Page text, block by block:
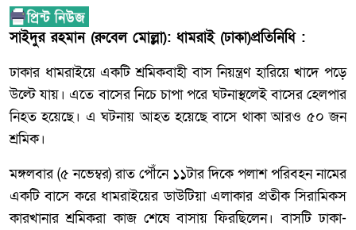
সাইদুর রহমান (রুবেল মোল্লা): ধামরাই (ঢাকা)প্রতিনিধি :
ঢাকার ধামরাইয়ে একটি শ্রমিকবাহী বাস নিয়ন্ত্রণ হারিয়ে খাদে পড়ে
উল্টে যায়। এতে বাসের নিচে চাপা পরে ঘটনাস্থলেই বাসের হেলপার
নিহত হয়েছে। এ ঘটনায় আহত হয়েছে বাসে থাকা আরও ৫০ জন
শ্রমিক।
মঙ্গলবার (৫ নভেম্বর) রাত পৌঁনে ১১টার দিকে পলাশ পরিবহন নামের
একটি বাসে করে ধামরাইয়ের ডাউটিয়া এলাকার প্রতীক সিরামিকস
কারখানার শ্রমিকরা কাজ শেষে বাসায় ফিরছিলেন। বাসটি ঢাকা-